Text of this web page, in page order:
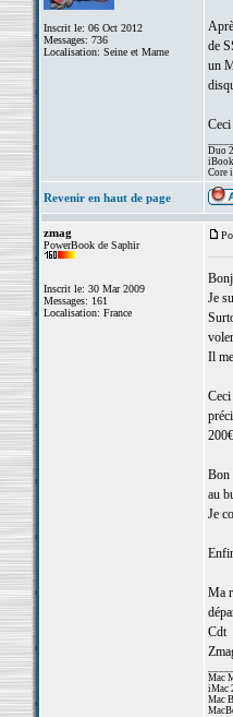
Inscrit le: 06 Oct 2012
Messages: 736
Localisation: Seine et Marne
de
un
Duo
Core
Revenir en haut de page
zmag
PowerBook de Saphir
Inscrit le: 30 Mar 2009
Messages: 161
Localisation: France
Je
Il
Bon
au
Je
Ma
Cdt
Mac
iMac
Mac